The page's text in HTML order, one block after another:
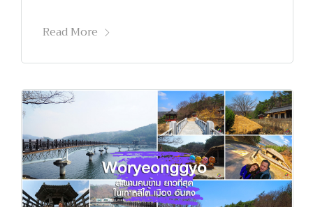
Read More